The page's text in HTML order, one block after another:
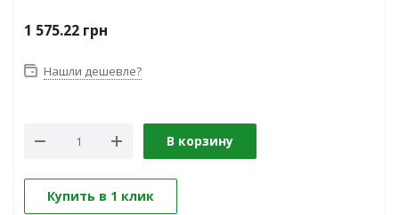
1 575.22 грн
Нашли дешевле?
В корзину
Купить в 1 клик